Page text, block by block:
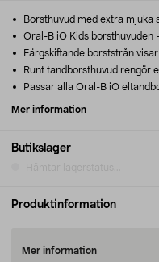
Butikslager
Borsthuvud med extra mjuka
Oral-B iO Kids borsthuvuden
Färgskiftande borststrån
Runt tandborsthuvud rengör
Passar alla Oral-B iO
Mer information
Produktinformation
Mer information